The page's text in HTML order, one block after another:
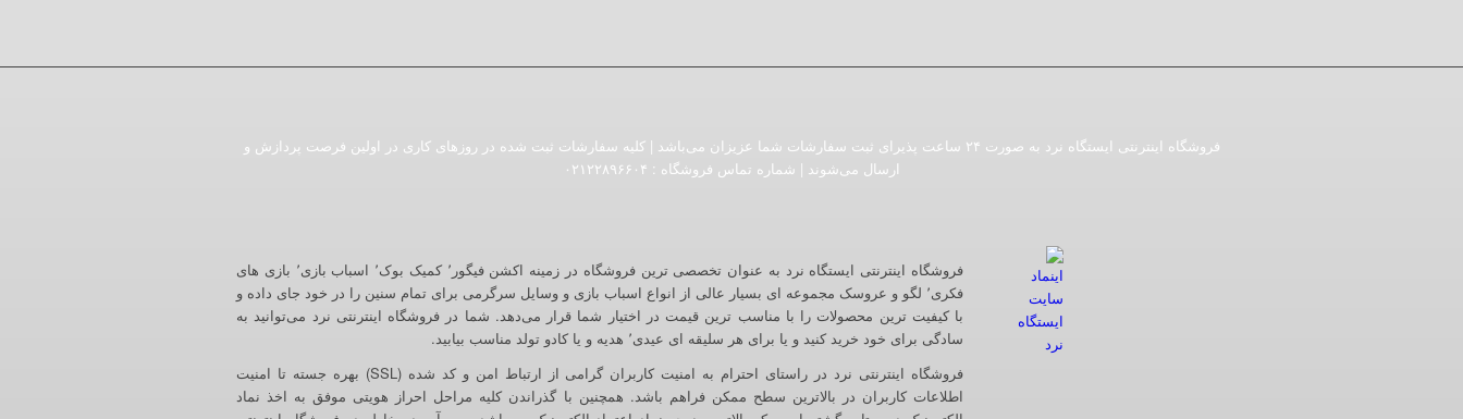
فروشگاه اینترنتی ایستگاه نرد به صورت ۲۴ ساعت پذیرای ثبت سفارشات شما عزیزان می‌باشد | کلیه سفارشات ثبت شده در روزهای کاری در اولین فرصت پردازش و
ارسال می‌شوند | شماره تماس فروشگاه :‌ ۰۲۱۲۲۸۹۶۶۰۴
فروشگاه اینترنتی ایستگاه نرد به عنوان تخصصی ترین فروشگاه در زمینه اکشن فیگور٬ کمیک بوک٬ اسباب بازی٬ بازی های
فکری٬ لگو و عروسک مجموعه ای بسیار عالی از انواع اسباب بازی و وسایل سرگرمی برای تمام سنین را در خود جای داده و
با کیفیت ترین محصولات را با مناسب ترین قیمت در اختیار شما قرار می‌دهد. شما در فروشگاه اینترنتی نرد می‌توانید به
سادگی برای خود خرید کنید و یا برای هر سلیقه ای عیدی٬ هدیه و یا کادو تولد مناسب بیابید.
فروشگاه اینترنتی نرد در راستای احترام به امنیت کاربران گرامی از ارتباط امن و کد شده (SSL) بهره جسته تا امنیت
اطلاعات کاربران در بالاترین سطح ممکن فراهم باشد. همچنین با گذراندن کلیه مراحل احراز هویتی موفق به اخذ نماد